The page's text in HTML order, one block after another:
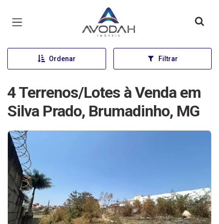
Página inicial
Ordenar Filtrar
4 Terrenos/Lotes à Venda em
Silva Prado, Brumadinho, MG